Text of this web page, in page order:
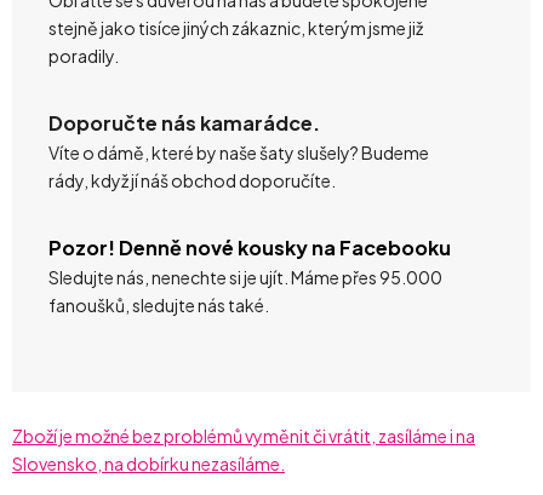
stejně jako tisíce jiných zákaznic, kterým jsme již
poradily.
Doporučte nás kamarádce.
Víte o dámě, které by naše šaty slušely? Budeme
rády, když jí náš obchod doporučíte.
Pozor! Denně nové kousky na Facebooku
Sledujte nás, nenechte si je ujít. Máme přes 95.000
fanoušků, sledujte nás také.
Zboží je možné bez problémů vyměnit či vrátit, zasíláme i na
Slovensko, na dobírku nezasíláme.